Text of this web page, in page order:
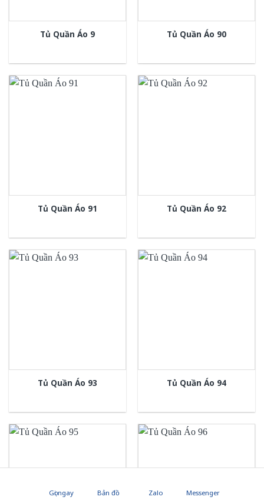
Tủ Quần Áo 9 Tủ Quần Áo 90
Tủ Quần Áo 91 Tủ Quần Áo 92
Tủ Quần Áo 93 Tủ Quần Áo 94
Gọi ngay Bản đồ Zalo Messenger